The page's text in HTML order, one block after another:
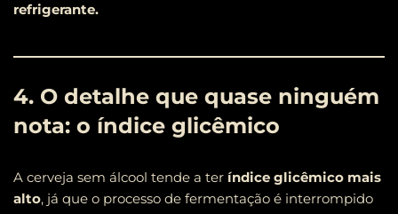
refrigerante.
4. O detalhe que quase ninguém
nota: o índice glicêmico
A cerveja sem álcool tende a ter índice glicêmico mais
alto, já que o processo de fermentação é interrompido